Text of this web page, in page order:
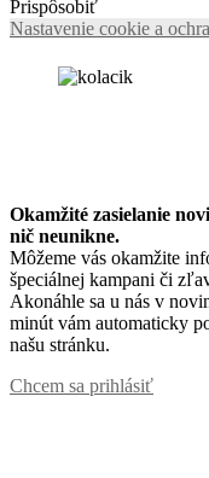
Prispôsobiť
Nastavenie cookie a
Okamžité zasielanie
nič neunikne.
Môžeme vás okamžite
špeciálnej kampani či
Akonáhle sa u nás v
minút vám automaticky
našu stránku.
Chcem sa prihlásiť